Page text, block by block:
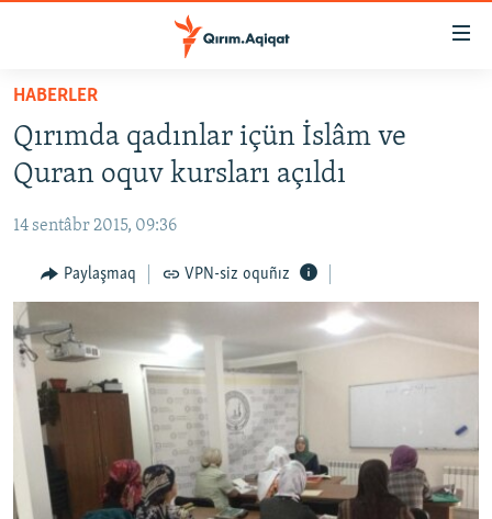
Esas
qaytmaq
Baş
qaytmaq
qaytmaq
HABERLER
SİYASET
İQTİSADİYAT
CEMİYET
MEDENİYET
İNSAN AQLARI
VİDEO
SÜRET
BLOGLAR
FİKİR
HABERLER
Qırımda qadınlar içün İslâm ve
Quran oquv kursları açıldı
14 sentâbr 2015, 09:36
Paylaşmaq VPN-siz oquñız